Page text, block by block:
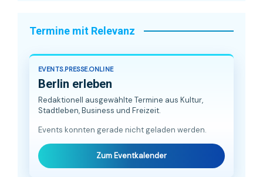
Termine mit Relevanz
EVENTS.PRESSE.ONLINE
Berlin erleben
Redaktionell ausgewählte Termine aus Kultur,
Stadtleben, Business und Freizeit.
Events konnten gerade nicht geladen werden.
Zum Eventkalender